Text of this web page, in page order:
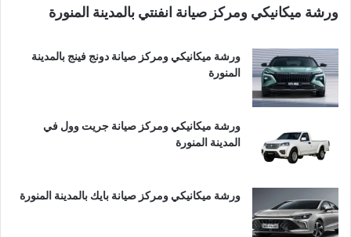
ورشة ميكانيكي ومركز صيانة انفنتي بالمدينة المنورة
ورشة ميكانيكي ومركز صيانة دونج فينج بالمدينة
المنورة
ورشة ميكانيكي ومركز صيانة جريت وول في
المدينة المنورة
ورشة ميكانيكي ومركز صيانة بايك بالمدينة المنورة